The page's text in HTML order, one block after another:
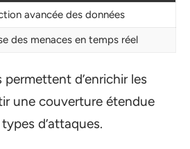
avancée des données
des menaces en temps réel
d’enrichir les
une couverture étendue
d’attaques.